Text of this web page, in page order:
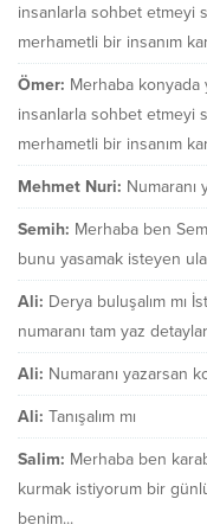
insanlarla sohbet etmeyi
merhametli bir insanım
Ömer: Merhaba konyada
insanlarla sohbet etmeyi
merhametli bir insanım
Mehmet Nuri: Numaranı
Semih: Merhaba ben
bunu yasamak isteyen
Ali: Derya buluşalım mı
numaranı tam yaz
Ali: Numaranı yazarsan
Ali: Tanışalım mı
Salim: Merhaba ben
kurmak istiyorum bir
benim...